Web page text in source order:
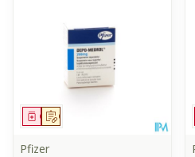
Op voorschrift
Geneesmiddel
Pfizer